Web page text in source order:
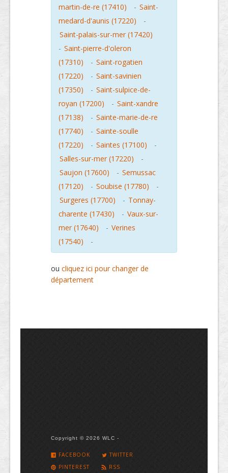
martin-de-re (17410)
- Saint-
medard-d'aunis (17220)
-
Saint-palais-sur-mer (17420)
- Saint-pierre-d'oleron
(17310)
- Saint-rogatien
(17220)
- Saint-savinien
(17350)
- Saint-sulpice-de-
royan (17200)
- Saint-xandre
(17138)
- Sainte-marie-de-re
(17740)
- Sainte-soulle
(17220)
- Saintes (17100)
-
Salles-sur-mer (17220)
-
Saujon (17600)
- Semussac
(17120)
- Soubise (17780)
-
Surgeres (17700)
- Tonnay-
charente (17430)
- Vaux-sur-
mer (17640)
- Verines
(17540)
-
ou cliquez ici pour changer de
département
Copyright © 2026 WLC -
FACEBOOK
TWITTER
PINTEREST
RSS